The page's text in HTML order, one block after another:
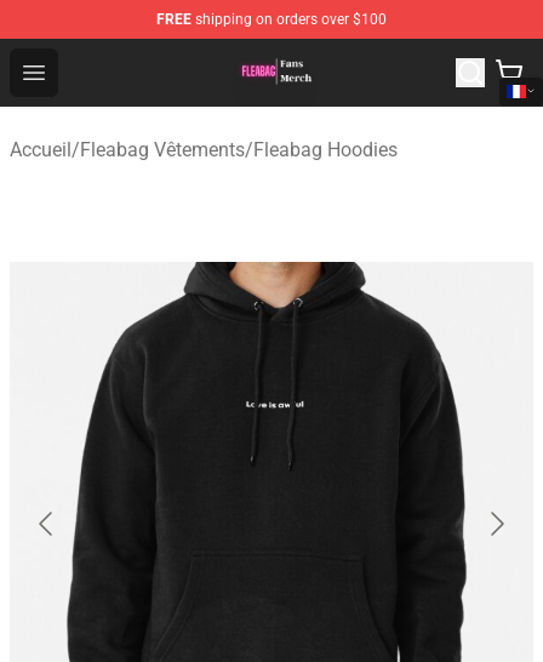
FREE shipping on orders over $100
Open menu
Fleabag Store - Official Fleabag Merchandise Shop
Accueil/Fleabag Vêtements/Fleabag Hoodies